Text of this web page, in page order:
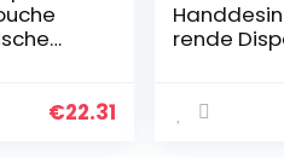
Home
€22.31
rende
rende Gel